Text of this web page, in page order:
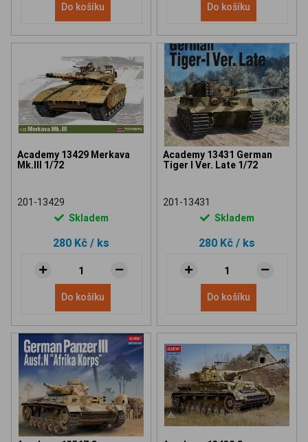
Do košíku Do košíku
Academy 13429 Merkava
Mk.III 1/72
201-13429
Skladem
280 Kč / ks
Do košíku
Academy 13431 German
Tiger I Ver. Late 1/72
201-13431
Skladem
280 Kč / ks
Do košíku